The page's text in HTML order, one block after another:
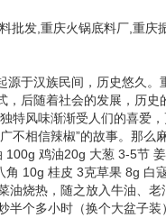
批发,重庆火锅底料厂,重
源于汉族民间，历史悠久
，后随着社会的发展，历
特风味渐渐受人们的喜爱
不相信辣椒”的故事。那
100g 鸡油20g 大葱 3-5节
10g 桂皮 3克草果 8g 白
油烧热，随之放入牛油、
半个多小时（换个大盆子